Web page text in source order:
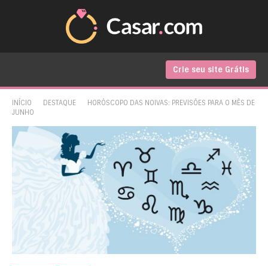
Crie seu site Grátis
INÍCIO DESTAQUE
HORÓSCOPO DAS NOIVAS: PREVISÕES PARA O MÊS DE
JUNHO